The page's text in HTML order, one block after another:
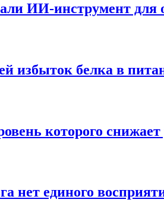
ИИ-инструмент для
избыток белка в
которого
нет единого